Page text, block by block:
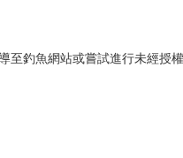
至釣魚網站或嘗試進行未經授